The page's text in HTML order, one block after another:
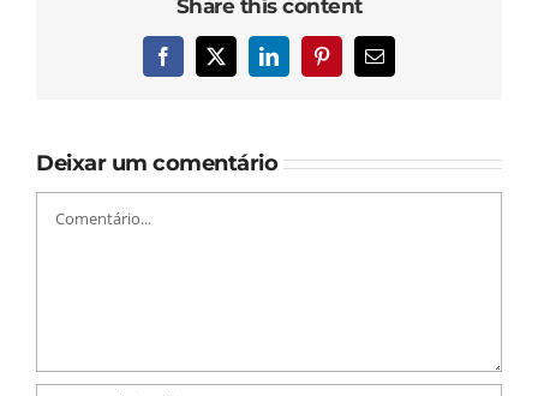
Share this content
Facebook
X LinkedInPinterest
E-
mail
Deixar um comentário